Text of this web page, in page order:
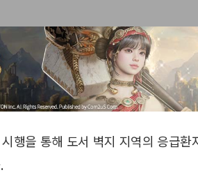
행을 통해 도서 벽지 지역의 응급